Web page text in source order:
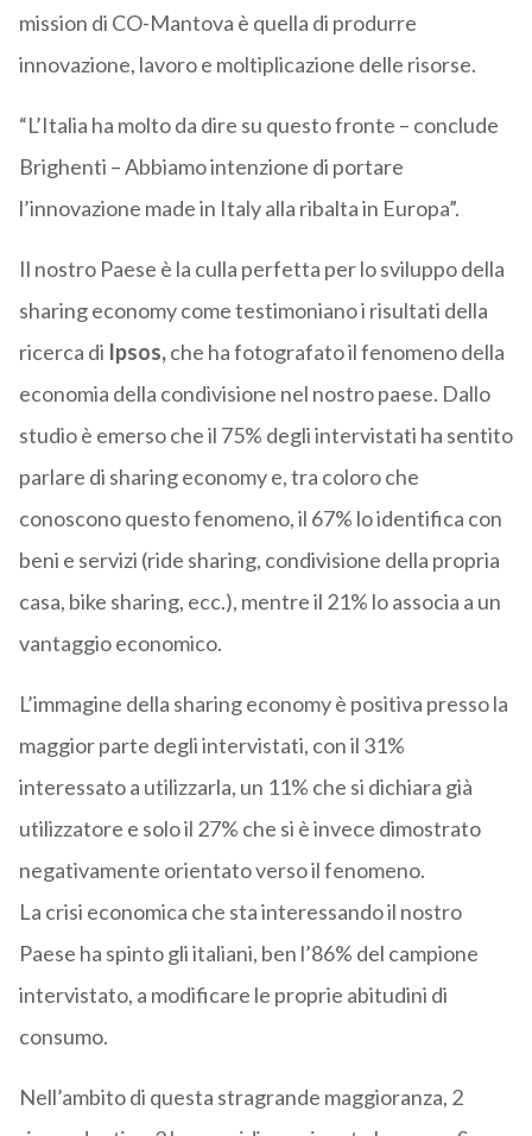
mission di CO-Mantova è quella di produrre
innovazione, lavoro e moltiplicazione delle risorse.
“L’Italia ha molto da dire su questo fronte – conclude
Brighenti – Abbiamo intenzione di portare
l’innovazione made in Italy alla ribalta in Europa”.
Il nostro Paese è la culla perfetta per lo sviluppo della
sharing economy come testimoniano i risultati della
ricerca di Ipsos,che ha fotografato il fenomeno della
economia della condivisione nel nostro paese. Dallo
studio è emerso che il 75% degli intervistati ha sentito
parlare di sharing economy e, tra coloro che
conoscono questo fenomeno, il 67% lo identifica con
beni e servizi (ride sharing, condivisione della propria
casa, bike sharing, ecc.), mentre il 21% lo associa a un
vantaggio economico.
L’immagine della sharing economy è positiva presso la
maggior parte degli intervistati, con il 31%
interessato a utilizzarla, un 11% che si dichiara già
utilizzatore e solo il 27% che si è invece dimostrato
negativamente orientato verso il fenomeno.
La crisi economica che sta interessando il nostro
Paese ha spinto gli italiani, ben l’86% del campione
intervistato, a modificare le proprie abitudini di
consumo.
Nell’ambito di questa stragrande maggioranza, 2